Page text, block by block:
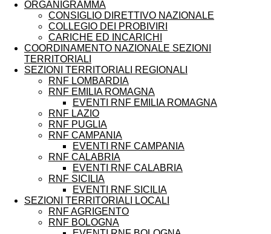
ORGANIGRAMMA
CONSIGLIO DIRETTIVO NAZIONALE
COLLEGIO DEI PROBIVIRI
CARICHE ED INCARICHI
COORDINAMENTO NAZIONALE SEZIONI
TERRITORIALI
SEZIONI TERRITORIALI REGIONALI
RNF LOMBARDIA
RNF EMILIA ROMAGNA
EVENTI RNF EMILIA ROMAGNA
RNF LAZIO
RNF PUGLIA
RNF CAMPANIA
EVENTI RNF CAMPANIA
RNF CALABRIA
EVENTI RNF CALABRIA
RNF SICILIA
EVENTI RNF SICILIA
SEZIONI TERRITORIALI LOCALI
RNF AGRIGENTO
RNF BOLOGNA